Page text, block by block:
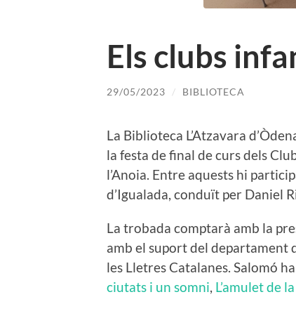
Els clubs
29/05/2023 / BIBLIOTECA
La Biblioteca L’Atzavara
la festa de final de curs dels
l’Anoia. Entre aquests hi
d’Igualada, conduït per Daniel
La trobada comptarà amb la
amb el suport del departament
les Lletres Catalanes. Salomó
ciutats i un somni, L’amulet de